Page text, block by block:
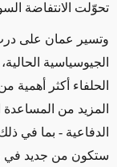
تحوّلت الانتفاضة
وتسير عمان على
الجيوسياسية
الحلفاء أكثر
المزيد من المساعدة
الدفاعية - بما في
ستكون من جديد في